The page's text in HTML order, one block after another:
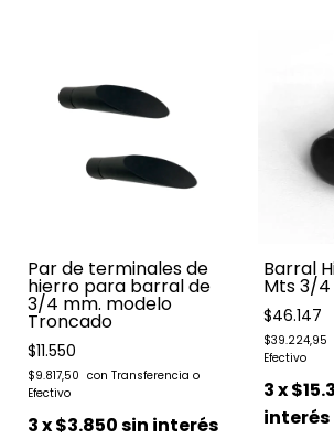
Par de terminales de
hierro para barral de
3/4 mm. modelo
Troncado
$11.550
$9.817,50
3x$3.850sin interés
Barral
Mts 3/4
$46.147
$39.224,95
3x
interés